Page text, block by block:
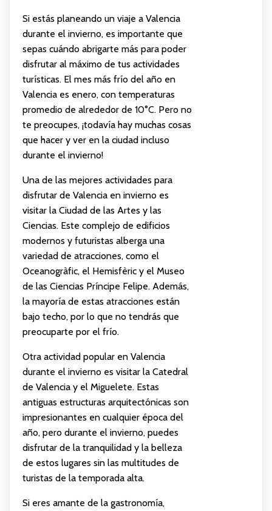
Si estás planeando un viaje a Valencia
durante el invierno, es importante que
sepas cuándo abrigarte más para poder
disfrutar al máximo de tus actividades
turísticas. El mes más frío del año en
Valencia es enero, con temperaturas
promedio de alrededor de 10°C. Pero no
te preocupes, ¡todavía hay muchas cosas
que hacer y ver en la ciudad incluso
durante el invierno!
Una de las mejores actividades para
disfrutar de Valencia en invierno es
visitar la Ciudad de las Artes y las
Ciencias. Este complejo de edificios
modernos y futuristas alberga una
variedad de atracciones, como el
Oceanogràfic, el Hemisfèric y el Museo
de las Ciencias Príncipe Felipe. Además,
la mayoría de estas atracciones están
bajo techo, por lo que no tendrás que
preocuparte por el frío.
Otra actividad popular en Valencia
durante el invierno es visitar la Catedral
de Valencia y el Miguelete. Estas
antiguas estructuras arquitectónicas son
impresionantes en cualquier época del
año, pero durante el invierno, puedes
disfrutar de la tranquilidad y la belleza
de estos lugares sin las multitudes de
turistas de la temporada alta.
Si eres amante de la gastronomía,